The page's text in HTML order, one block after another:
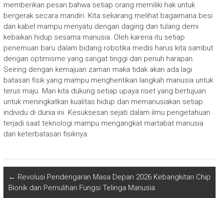
memberikan pesan bahwa setiap orang memiliki hak untuk
bergerak secara mandiri. Kita sekarang melihat bagaimana besi
dan kabel mampu menyatu dengan daging dan tulang demi
kebaikan hidup sesama manusia. Oleh karena itu setiap
penemuan baru dalam bidang robotika medis harus kita sambut
dengan optimisme yang sangat tinggi dan penuh harapan.
Seiring dengan kemajuan zaman maka tidak akan ada lagi
batasan fisik yang mampu menghentikan langkah manusia untuk
terus maju. Mari kita dukung setiap upaya riset yang bertujuan
untuk meningkatkan kualitas hidup dan memanusiakan setiap
individu di dunia ini. Kesuksesan sejati dalam ilmu pengetahuan
terjadi saat teknologi mampu mengangkat martabat manusia
dari keterbatasan fisiknya.
← Revolusi Pendengaran Masa Depan 2026 Kebangkitan Chip
Bionik dan Pemulihan Fungsi Telinga Manusia